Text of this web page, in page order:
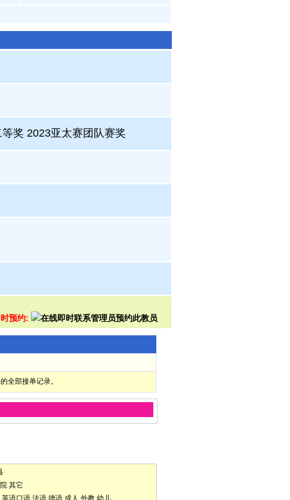
奖 2023亚太赛团队赛奖
预约:
全部接单记录。
其它
英语口语 法语 德语 成人 外教 幼儿